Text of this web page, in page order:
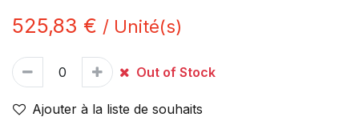
525,83 € / Unité(s)
Out of Stock
Ajouter à la liste de souhaits